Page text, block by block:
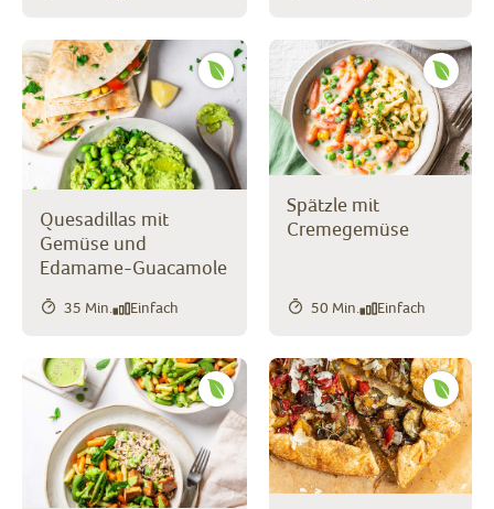
Quesadillas mit
Gemüse und
Edamame-Guacamole
35 Min. Einfach
Spätzle mit
Cremegemüse
50 Min. Einfach